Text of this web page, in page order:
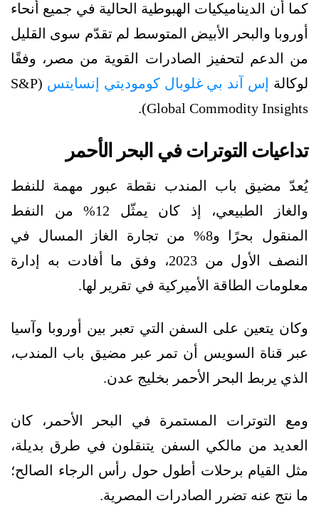
كما أن الديناميكيات الهبوطية الحالية في جميع أنحاء
أوروبا والبحر الأبيض المتوسط لم تقدّم سوى القليل
من الدعم لتحفيز الصادرات القوية من مصر، وفقًا
لوكالة
إس آند بي غلوبال كوموديتي إنسايتس
(S&P
Global Commodity Insights).
تداعيات التوترات في البحر الأحمر
يُعدّ مضيق باب المندب نقطة عبور مهمة للنفط
والغاز الطبيعي، إذ كان يمثّل 12% من النفط
المنقول بحرًا و8% من تجارة الغاز المسال في
النصف الأول من 2023، وفق ما أفادت به إدارة
معلومات الطاقة الأميركية في تقرير لها.
وكان يتعين على السفن التي تعبر بين أوروبا وآسيا
عبر قناة السويس أن تمر عبر مضيق باب المندب،
الذي يربط البحر الأحمر بخليج عدن.
ومع التوترات المستمرة في البحر الأحمر، كان
العديد من مالكي السفن يتنقلون في طرق بديلة،
مثل القيام برحلات أطول حول رأس الرجاء الصالح؛
ما نتج عنه تضرر الصادرات المصرية.